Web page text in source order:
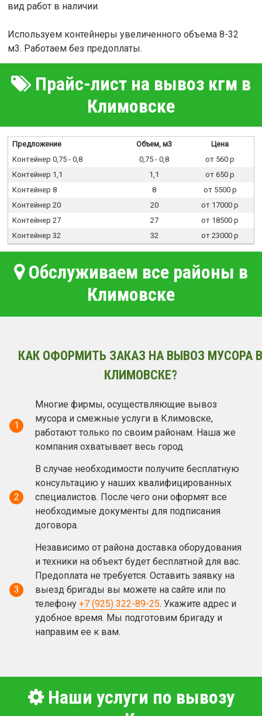
вид работ в наличии.
Используем контейнеры увеличенного объема 8-32
м3. Работаем без предоплаты.
Прайс-лист на вывоз кгм в
Климовске
Предложение Объем, м3
Цена
Контейнер 0,75 - 0,8
0,75 - 0,8
от 560 р
Контейнер 1,1
1,1
от 650 р
Контейнер 8
8
от 5500 р
Контейнер 20
20
от 17000 р
Контейнер 27
27
от 18500 р
Контейнер 32
32 от 23000 р
Обслуживаем все районы в
Климовске
КАК ОФОРМИТЬ ЗАКАЗ НА ВЫВОЗ МУСОРА В
КЛИМОВСКЕ?
1
Многие фирмы, осуществляющие вывоз
мусора и смежные услуги в Климовске,
работают только по своим районам. Наша же
компания охватывает весь город.
2
В случае необходимости получите бесплатную
консультацию у наших квалифицированных
специалистов. После чего они оформят все
необходимые документы для подписания
договора.
3
Независимо от района доставка оборудования
и техники на объект будет бесплатной для вас.
Предоплата не требуется. Оставить заявку на
выезд бригады вы можете на сайте или по
телефону +7 (925) 322-89-25. Укажите адрес и
удобное время. Мы подготовим бригаду и
направим ее к вам.
Наши услуги по вывозу